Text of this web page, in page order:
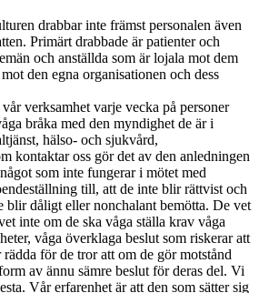
drabbar inte främst personalen även
Primärt drabbade är patienter och
och anställda som är lojala mot dem
den egna organisationen och dess
verksamhet varje vecka på personer
bråka med den myndighet de är i
hälso- och sjukvård,
kontaktar oss gör det av den anledningen
som inte fungerar i mötet med
till, att de inte blir rättvist och
blir dåligt eller nonchalant bemötta. De vet
inte om de ska våga ställa krav våga
våga överklaga beslut som riskerar att
för de tror att om de gör motstånd
av ännu sämre beslut för deras del. Vi
Vår erfarenhet är att den som sätter sig